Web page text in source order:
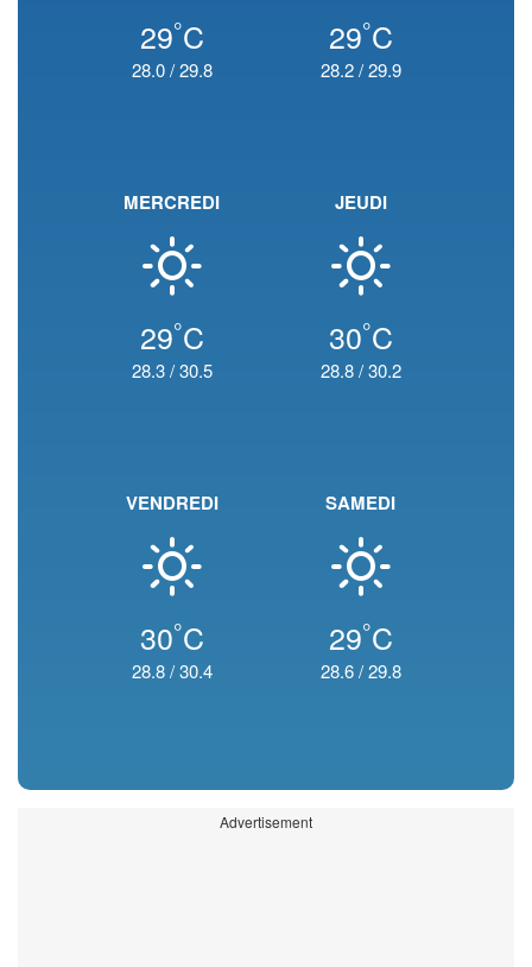
29°C
28.0/29.8
29°C
28.2/29.9
MERCREDI
29°C
28.3/30.5
JEUDI
30°C
28.8/30.2
VENDREDI
30°C
28.8/30.4
SAMEDI
29°C
28.6/29.8
Advertisement